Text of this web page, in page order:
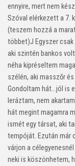
ennyire, mert nem
Szóval elérkezett a 7.
(teszem hozzá a
többet)J Egyszer
aki szintén bankos
néha kipréseltem
szélén, aki masszőr
Gondoltam hát…jól is
leráztam, nem
hát megint magamra
ismét egy társat, aki
tempóját. Ezután már
várjon a
neki is köszönhetem,